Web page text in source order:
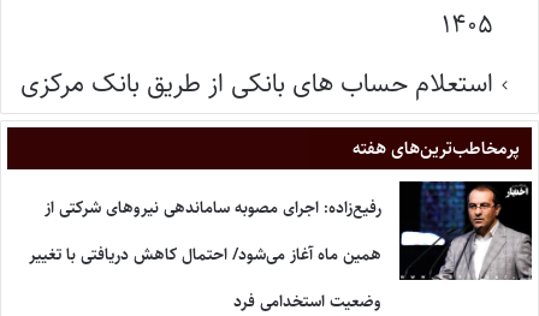
۱۴۰۵
استعلام حساب های بانکی از طریق بانک مرکزی
پر‌مخاطب‌ترین‌های هفته
رفیع‌زاده: اجرای مصوبه ساماندهی نیروهای شرکتی از
همین ماه آغاز می‌شود/ احتمال کاهش دریافتی با تغییر
وضعیت استخدامی فرد